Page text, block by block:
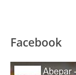
Facebook